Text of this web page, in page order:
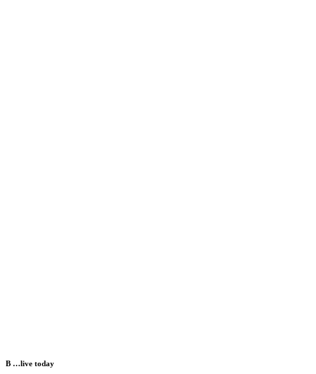
B …live today